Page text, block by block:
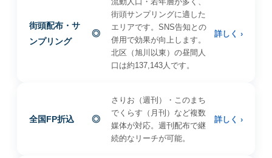
街頭配布・サ
ンプリング
◎
街頭サンプリングに適した
エリアです。SNS告知との
併用で効果が向上します。
北区（旭川以東）の昼間人
口は約137,143人です。
詳しく ›
全国FP折込 ◎
さりお（週刊）・このまち
でくらす（月刊）など複数
媒体が対応。週刊配布で継
続的なリーチが可能。
詳しく ›